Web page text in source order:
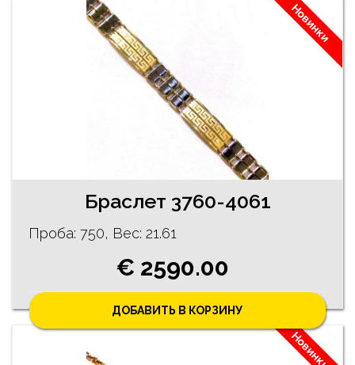
Новинки
Браслет 3760-4061
Проба: 750, Bес: 21.61
€ 2590.00
ДОБАВИТЬ В КОРЗИНУ
Новинки